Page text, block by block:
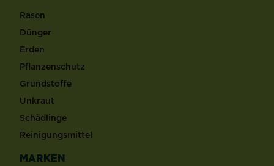
Rasen
Dünger
Erden
Pflanzenschutz
Grundstoffe
Unkraut
Schädlinge
Reinigungsmittel
MARKEN